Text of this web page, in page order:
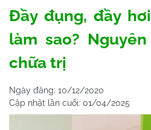
Đầy đụng, đầy
làm sao?
chữa trị
Ngày đăng: 10/12/2020
Cập nhật lần cuối: 01/04/2025